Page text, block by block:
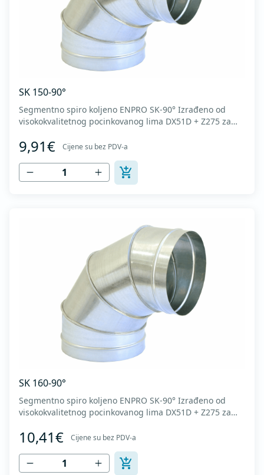
SK 150-90°
Segmentno spiro koljeno ENPRO SK-90° Izrađeno od
visokokvalitetnog pocinkovanog lima DX51D + Z275 za
1506 I MEST EN 12237.
9,91€ Cijene su bez PDV-a
SK 160-90°
Segmentno spiro koljeno ENPRO SK-90° Izrađeno od
visokokvalitetnog pocinkovanog lima DX51D + Z275 za
1506 I MEST EN 12237.
10,41€ Cijene su bez PDV-a